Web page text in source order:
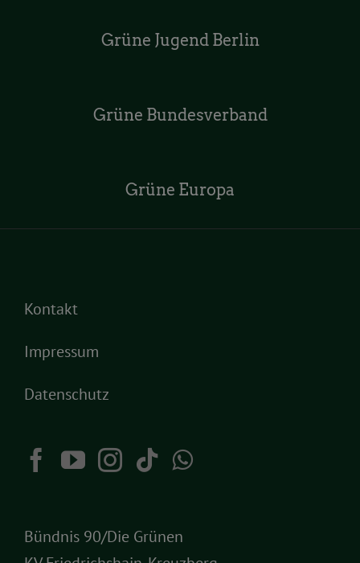
Grüne Jugend Berlin
Grüne Bundesverband
Grüne Europa
Kontakt
Impressum
Datenschutz
Bündnis 90/Die Grünen